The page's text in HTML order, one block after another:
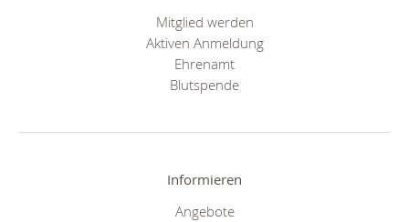
Mitglied werden
Aktiven Anmeldung
Ehrenamt
Blutspende
Informieren
Angebote